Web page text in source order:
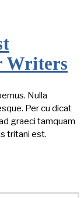
Writers
Nulla
Per cu dicat
graeci tamquam
tritani est.